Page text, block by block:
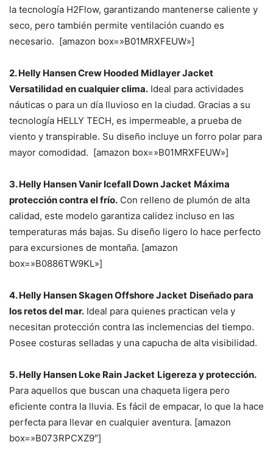
la tecnología H2Flow, garantizando mantenerse caliente y
seco, pero también permite ventilación cuando es
necesario. [amazon box=»B01MRXFEUW»]
2. Helly Hansen Crew Hooded Midlayer Jacket
Versatilidad en cualquier clima. Ideal para actividades
náuticas o para un día lluvioso en la ciudad. Gracias a su
tecnología HELLY TECH, es impermeable, a prueba de
viento y transpirable. Su diseño incluye un forro polar para
mayor comodidad. [amazon box=»B01MRXFEUW»]
3. Helly Hansen Vanir Icefall Down Jacket Máxima
protección contra el frío. Con relleno de plumón de alta
calidad, este modelo garantiza calidez incluso en las
temperaturas más bajas. Su diseño ligero lo hace perfecto
para excursiones de montaña. [amazon
box=»B0886TW9KL»]
4. Helly Hansen Skagen Offshore Jacket Diseñado para
los retos del mar. Ideal para quienes practican vela y
necesitan protección contra las inclemencias del tiempo.
Posee costuras selladas y una capucha de alta visibilidad.
5. Helly Hansen Loke Rain Jacket Ligereza y protección.
Para aquellos que buscan una chaqueta ligera pero
eficiente contra la lluvia. Es fácil de empacar, lo que la hace
perfecta para llevar en cualquier aventura. [amazon
box=»B073RPCXZ9″]